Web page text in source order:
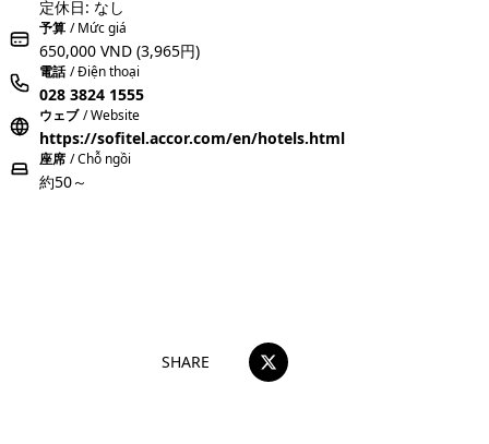
定休日: なし
予算 / Mức giá
650,000 VND (3,965円)
電話 / Điện thoại
028 3824 1555
ウェブ / Website
https://sofitel.accor.com/en/hotels.html
座席 / Chỗ ngồi
約50～
SHARE